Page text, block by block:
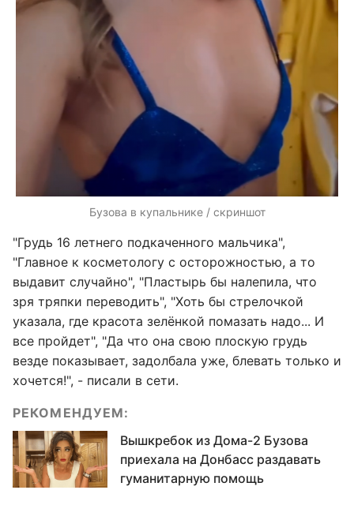
Бузова в купальнике / скриншот
"Грудь 16 летнего подкаченного мальчика",
"Главное к косметологу с осторожностью, а то
выдавит случайно", "Пластырь бы налепила, что
зря тряпки переводить", "Хоть бы стрелочкой
указала, где красота зелёнкой помазать надо... И
все пройдет", "Да что она свою плоскую грудь
везде показывает, задолбала уже, блевать только и
хочется!", - писали в сети.
РЕКОМЕНДУЕМ:
Вышкребок из Дома-2 Бузова
приехала на Донбасс раздавать
гуманитарную помощь